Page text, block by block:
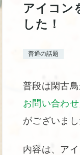
アイコン
した！
普通の話題
普段は閑古
お問い合わせ
がございまし
内容は、ア